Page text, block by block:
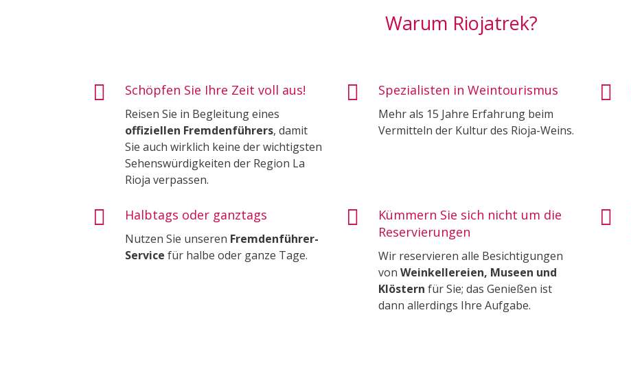
Warum Riojatrek?
 Schöpfen Sie Ihre Zeit voll aus!
Reisen Sie in Begleitung eines
offiziellen Fremdenführers, damit
Sie auch wirklich keine der wichtigsten
Sehenswürdigkeiten der Region La
Rioja verpassen.
 Spezialisten in Weintourismus
Mehr als 15 Jahre Erfahrung beim
Vermitteln der Kultur des Rioja-Weins.

 Halbtags oder ganztags
Nutzen Sie unseren Fremdenführer-
Service für halbe oder ganze Tage.

Kümmern Sie sich nicht um die
Reservierungen
Wir reservieren alle Besichtigungen
von Weinkellereien, Museen und
Klöstern für Sie; das Genießen ist
dann allerdings Ihre Aufgabe.
